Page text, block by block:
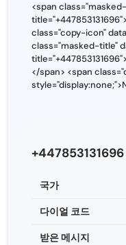
<span
class="copy-icon"
class="masked-title"
</span> <span
국가
다이얼 코드
받은 메시지